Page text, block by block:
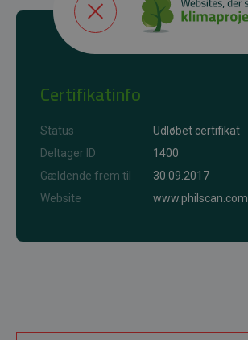
Certifikatinfo
Status
Udløbet certifikat
Deltager ID
1400
Gældende frem til
30.09.2017
Website
www.philscan.com